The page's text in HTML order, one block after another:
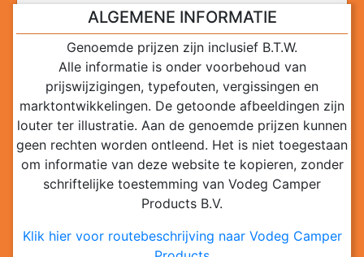
ALGEMENE INFORMATIE
Genoemde prijzen zijn inclusief B.T.W.
Alle informatie is onder voorbehoud van
prijswijzigingen, typefouten, vergissingen en
marktontwikkelingen. De getoonde afbeeldingen zijn
louter ter illustratie. Aan de genoemde prijzen kunnen
geen rechten worden ontleend. Het is niet toegestaan
om informatie van deze website te kopieren, zonder
schriftelijke toestemming van Vodeg Camper
Products B.V.
Klik hier voor routebeschrijving naar Vodeg Camper